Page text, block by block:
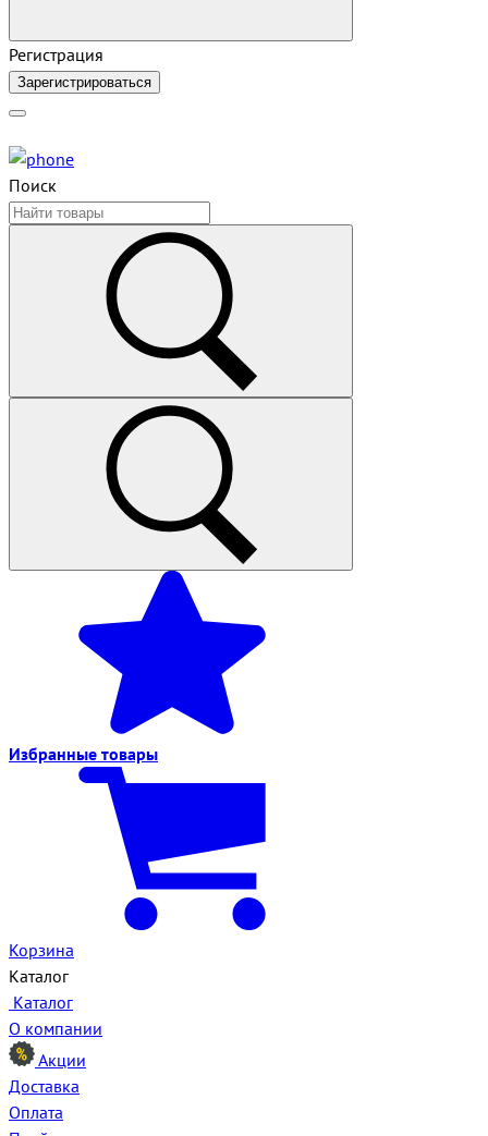
Регистрация
Зарегистрироваться
Поиск
Избранные товары
Корзина
Каталог
Каталог
О компании
Акции
Доставка
Оплата